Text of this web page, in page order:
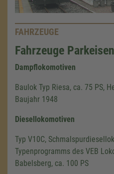
FAHRZEUGE
Fahrzeuge
Dampflokomotiven
Baulok Typ Riesa, ca. 75 PS,
Baujahr 1948
Diesellokomotiven
Typ V10C,
Typenprogramms des VEB
Babelsberg, ca. 100 PS